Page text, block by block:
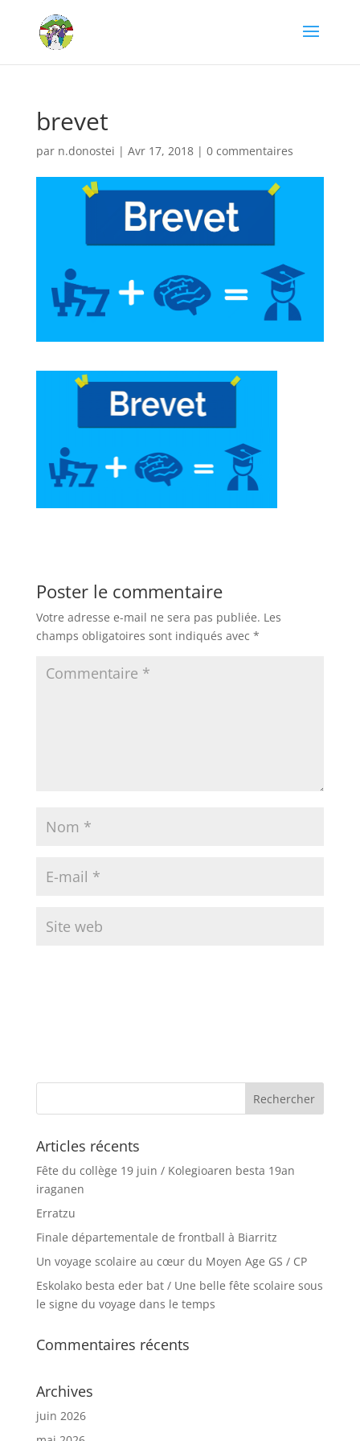
brevet
par n.donostei | Avr 17, 2018| 0 commentaires
Poster le commentaire
Votre adresse e-mail ne sera pas publiée. Les
champs obligatoires sont indiqués avec *
Articles récents
Fête du collège 19 juin / Kolegioaren besta 19an
iraganen
Erratzu
Finale départementale de frontball à Biarritz
Un voyage scolaire au cœur du Moyen Age GS / CP
Eskolako besta eder bat / Une belle fête scolaire sous
le signe du voyage dans le temps
Commentaires récents
Archives
juin 2026